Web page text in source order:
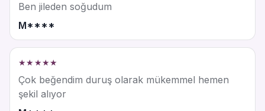
Ben jileden soğudum
M****
★★★★★
Çok beğendim duruş olarak mükemmel hemen
şekil alıyor